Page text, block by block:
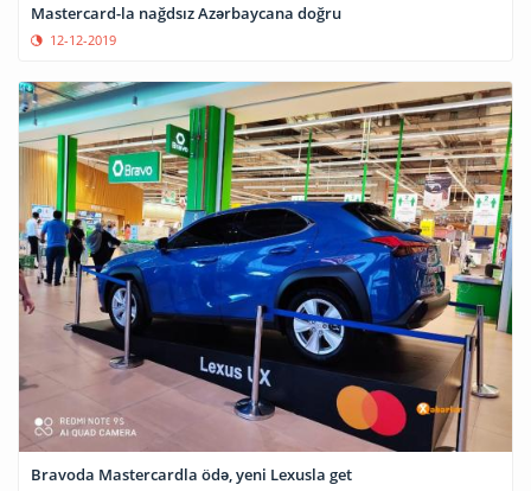
Mastercard-la nağdsız Azərbaycana doğru
12-12-2019
Bravoda Mastercardla ödə, yeni Lexusla get